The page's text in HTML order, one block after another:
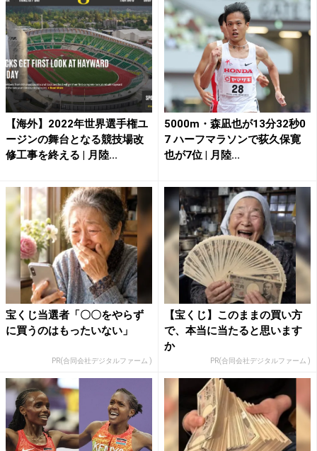
【海外】2022年世界選手権ユ
ージンの舞台となる競技場改
修工事を終える | 月陸...
5000m・森凪也が13分32秒0
7 ハーフマラソンで荻久保寛
也が7位 | 月陸...
宝くじ当選者「〇〇をやらず
に買うのはもったいない」
PR(合同会社デジタルファーム )
【宝くじ】このままの買い方
で、本当に当たると思います
か
PR(合同会社デジタルファーム )